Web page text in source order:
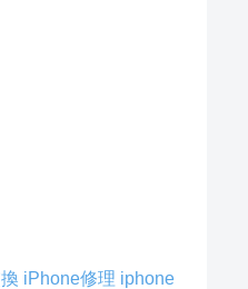
iPhone修理 iphone